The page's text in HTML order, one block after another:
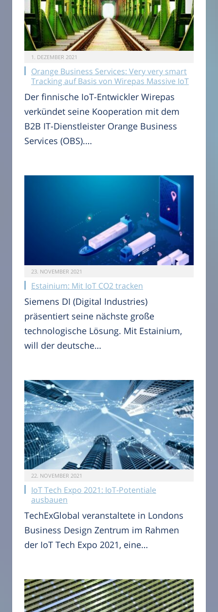
1. DEZEMBER 2021
Orange Business Services: Very very smart
Tracking auf Basis von Wirepas Massive IoT
Der finnische IoT-Entwickler Wirepas
verkündet seine Kooperation mit dem
B2B IT-Dienstleister Orange Business
Services (OBS).…
23. NOVEMBER 2021
Estainium: Mit IoT CO2 tracken
Siemens DI (Digital Industries)
präsentiert seine nächste große
technologische Lösung. Mit Estainium,
will der deutsche…
22. NOVEMBER 2021
IoT Tech Expo 2021: IoT-Potentiale
ausbauen
TechExGlobal veranstaltete in Londons
Business Design Zentrum im Rahmen
der IoT Tech Expo 2021, eine…